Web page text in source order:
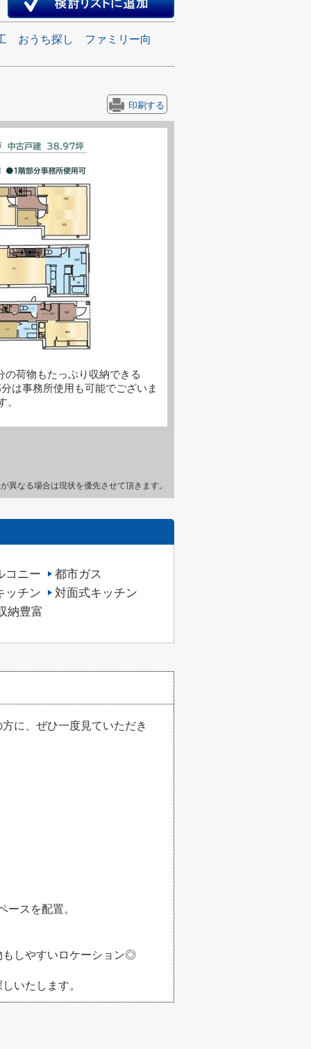
おうち探し ファミリー向
印刷する
の荷物もたっぷり収納できる
務所使用も可能でございま
。
異なる場合は現状を優先させて頂きます。
コニー
都市ガス
ッチン
対面式キッチン
納豊富
に、ぜひ一度見ていただき
スを配置。
もしやすいロケーション◎
いたします。